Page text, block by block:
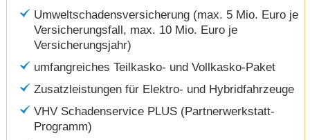
Umweltschadensversicherung (max. 5 Mio. Euro je
Versicherungsfall, max. 10 Mio. Euro je
Versicherungsjahr)
umfangreiches Teilkasko- und Vollkasko-Paket
Zusatzleistungen für Elektro- und Hybridfahrzeuge
VHV Schadenservice PLUS (Partnerwerkstatt-
Programm)